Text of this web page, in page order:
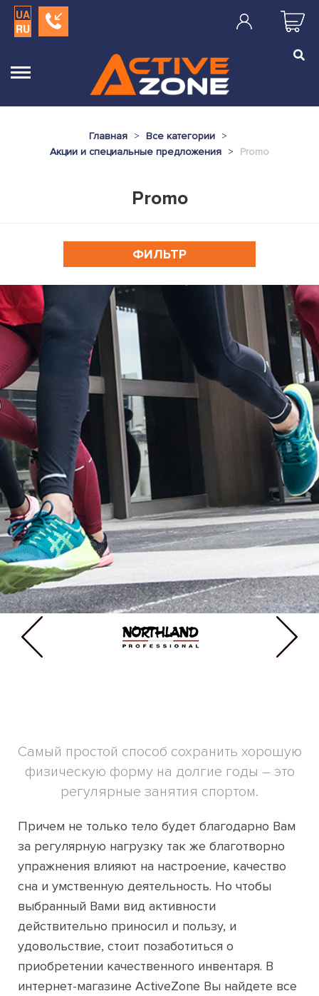
UA
RU
Главная
Все категории
Акции и специальные предложения
Promo
Promo
ФИЛЬТР
Самый простой способ сохранить хорошую
физическую форму на долгие годы – это
регулярные занятия спортом.
Причем не только тело будет благодарно Вам
за регулярную нагрузку так же благотворно
упражнения влияют на настроение, качество
сна и умственную деятельность. Но чтобы
выбранный Вами вид активности
действительно приносил и пользу, и
удовольствие, стоит позаботиться о
приобретении качественного инвентаря. В
интернет-магазине ActiveZone Вы найдете все